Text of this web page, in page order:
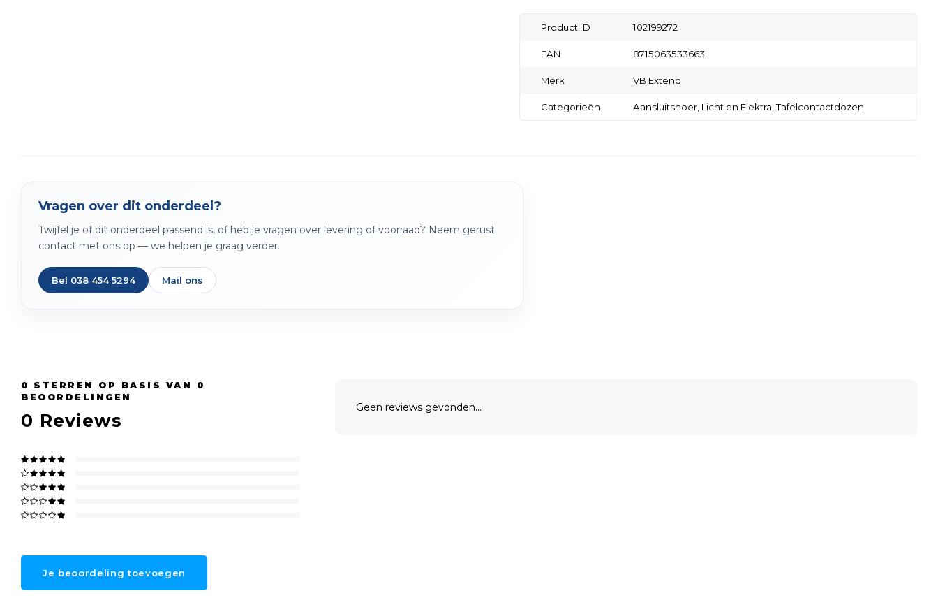
Product ID 102199272
EAN 8715063533663
Merk VB Extend
Categorieën Aansluitsnoer, Licht en Elektra,Tafelcontactdozen
Vragen over dit onderdeel?
Twijfel je of dit onderdeel passend is, of heb je vragen over levering of voorraad? Neem gerust
contact met ons op — we helpen je graag verder.
Bel 038 454 5294 Mail ons
0 STERREN OP BASIS VAN 0
BEOORDELINGEN
0 Reviews
Je beoordeling toevoegen
Geen reviews gevonden...